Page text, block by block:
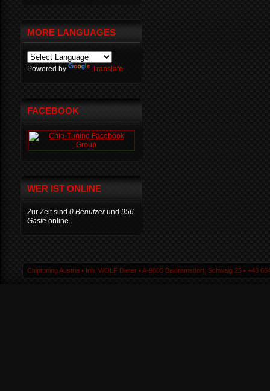
MORE LANGUAGES
Powered by Translate
FACEBOOK
WER IST ONLINE
Zur Zeit sind 0 Benutzerund 956
Gäste online.
Chiptuning Austria ▪ Inh. WOLF Dieter ▪ A-9805 Baldramsdorf, Schwaig 25 ▪ +43